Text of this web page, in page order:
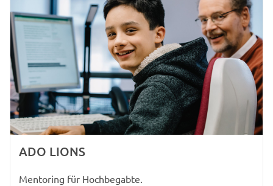
ADO LIONS
Mentoring für Hochbegabte.